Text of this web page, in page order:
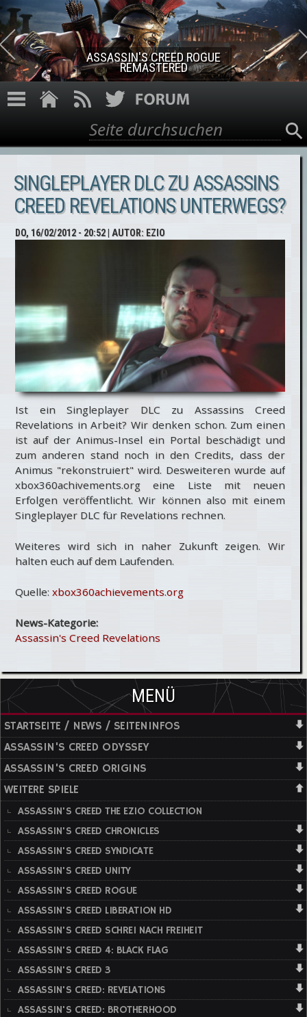
Direkt zum Inhalt
ASSASSIN'S CREED ROGUE
REMASTERED
Suchformular
Suche
SINGLEPLAYER DLC ZU ASSASSINS
CREED REVELATIONS UNTERWEGS?
DO, 16/02/2012 - 20:52| AUTOR: EZIO
Ist ein Singleplayer DLC zu Assassins Creed
Revelations in Arbeit? Wir denken schon. Zum einen
ist auf der Animus-Insel ein Portal beschädigt und
zum anderen stand noch in den Credits, dass der
Animus "rekonstruiert" wird. Desweiteren wurde auf
xbox360achivements.org eine Liste mit neuen
Erfolgen veröffentlicht. Wir können also mit einem
Singleplayer DLC für Revelations rechnen.
Weiteres wird sich in naher Zukunft zeigen. Wir
halten euch auf dem Laufenden.
Quelle: xbox360achievements.org
News-Kategorie:
Assassin's Creed Revelations
MENÜ
STARTSEITE / NEWS / SEITENINFOS
ASSASSIN'S CREED ODYSSEY
ASSASSIN'S CREED ORIGINS
WEITERE SPIELE
ASSASSIN'S CREED THE EZIO COLLECTION
ASSASSIN'S CREED CHRONICLES
ASSASSIN'S CREED SYNDICATE
ASSASSIN'S CREED UNITY
ASSASSIN'S CREED ROGUE
ASSASSIN'S CREED LIBERATION HD
ASSASSIN'S CREED SCHREI NACH FREIHEIT
ASSASSIN'S CREED 4: BLACK FLAG
ASSASSIN'S CREED 3
ASSASSIN'S CREED: REVELATIONS
ASSASSIN'S CREED: BROTHERHOOD